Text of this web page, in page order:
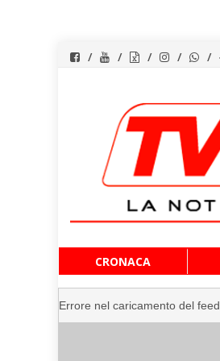
al
contenuto
CRONACA
Errore nel caricamento del feed.